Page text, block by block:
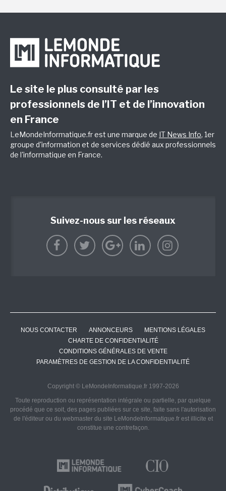
Le site le plus consulté par les
professionnels de l’IT et de l’innovation
en France
LeMondeInformatique.fr est une marque de IT News Info, 1er
groupe d'information et de services dédié aux professionnels
de l'informatique en France.
Suivez-nous sur les réseaux
NOUS CONTACTER ANNONCEURS
MENTIONS LÉGALES
CHARTE DE CONFIDENTIALITÉ
CONDITIONS GÉNÉRALES DE VENTE
PARAMÈTRES DE GESTION DE LA CONFIDENTIALITÉ
Copyright © LeMondeInformatique.fr 1997-2026
Toute reproduction ou représentation intégrale ou partielle, par quelque
procédé que ce soit, des pages publiées sur ce site, faite sans l'autorisation
de l'éditeur ou du webmaster du site LeMondeInformatique.fr est illicite et
constitue une contrefaçon.